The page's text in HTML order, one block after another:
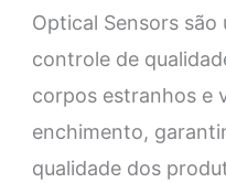
Optical Sensors
controle de
corpos estranhos e
enchimento,
qualidade dos